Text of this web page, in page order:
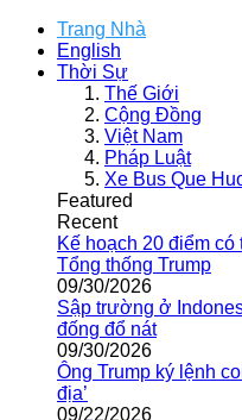
Trang Nhà
English
Thời Sự
Thế Giới
Cộng Đồng
Việt Nam
Pháp Luật
Xe Bus Que
Featured
Recent
Kế hoạch 20 điểm
Tổng thống Trump
09/30/2026
Sập trường ở
đống đổ nát
09/30/2026
Ông Trump ký lệnh
địa’
09/22/2026